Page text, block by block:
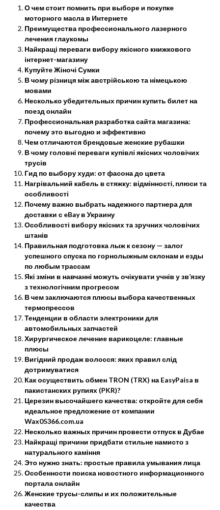
О чем стоит помнить при выборе и покупке
моторного масла в Интернете
Преимущества профессионального лазерного
лечения глаукомы
Найкращі переваги вибору якісного книжкового
інтернет-магазину
Купуйте Жіночі Сумки
В чому різниця між австрійською та німецькою
мовами
Несколько убедительных причин купить билет на
поезд онлайн
Профессиональная разработка сайта магазина:
почему это выгодно и эффективно
Чем отличаются брендовые женские рубашки
В чому головні переваги купівлі якісних чоловічих
трусів
Гид по выбору худи: от фасона до цвета
Нагрівальний кабель в стяжку: відмінності, плюси та
особливості
Почему важно выбрать надежного партнера для
доставки с eBay в Украину
Особливості вибору якісних та зручних чоловічих
штанів
Правильная подготовка лыж к сезону — залог
успешного спуска по горнолыжным склонам и езды
по любым трассам
Які зміни в навчанні можуть очікувати учнів у зв’язку
з технологічним прогресом
В чем заключаются плюсы выбора качественных
термопрессов
Тенденции в области электроники для
автомобильных запчастей
Хирургическое лечение варикоцеле: главные
плюсы
Вигідний продаж волосся: яких правил слід
дотримуватися
Как осуществить обмен TRON (TRX) на EasyPaisa в
пакистанских рупиях (PKR)?
Церезин высочайшего качества: откройте для себя
идеальное предложение от компании
Wax05366.com.ua
Несколько важных причин провести отпуск в Дубае
Найкращі причини придбати стильне намисто з
натурального каміння
Это нужно знать: простые правила умывания лица
Особенности поиска новостного информационного
портала онлайн
Женские трусы-слипы и их положительные
качества